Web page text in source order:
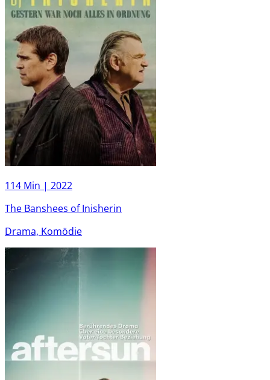
114 Min | 2022
The Banshees of Inisherin
Drama, Komödie